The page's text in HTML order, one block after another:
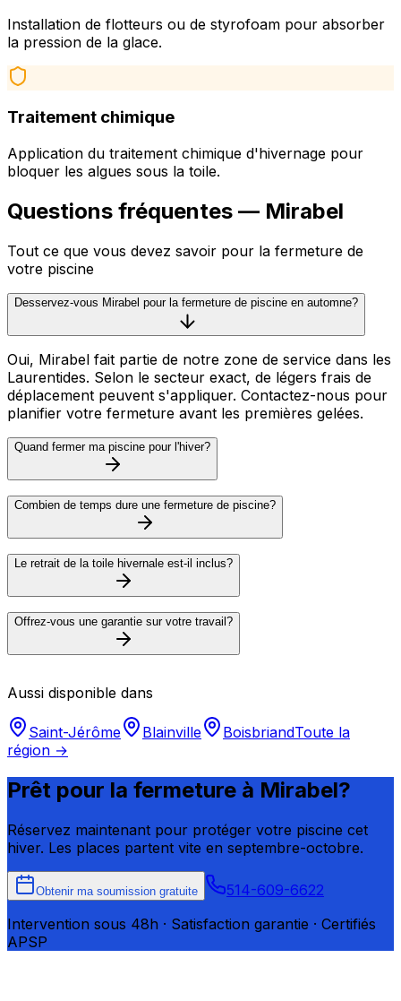
Installation de flotteurs ou de styrofoam pour absorber
la pression de la glace.
Traitement chimique
Application du traitement chimique d'hivernage pour
bloquer les algues sous la toile.
Questions fréquentes — Mirabel
Tout ce que vous devez savoir pour la fermeture de
votre piscine
Desservez-vous Mirabel pour la fermeture de piscine en automne?
Oui, Mirabel fait partie de notre zone de service dans les
Laurentides. Selon le secteur exact, de légers frais de
déplacement peuvent s'appliquer. Contactez-nous pour
planifier votre fermeture avant les premières gelées.
Quand fermer ma piscine pour l'hiver?
Combien de temps dure une fermeture de piscine?
Le retrait de la toile hivernale est-il inclus?
Offrez-vous une garantie sur votre travail?
Aussi disponible dans
Saint-Jérôme Blainville BoisbriandToute la
région →
Prêt pour la fermeture à Mirabel?
Réservez maintenant pour protéger votre piscine cet
hiver. Les places partent vite en septembre-octobre.
Obtenir ma soumission gratuite
514-609-6622
Intervention sous 48h · Satisfaction garantie · Certifiés
APSP